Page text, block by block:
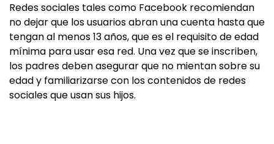
Redes sociales tales como Facebook recomiendan
no dejar que los usuarios abran una cuenta hasta que
tengan al menos 13 años, que es el requisito de edad
mínima para usar esa red. Una vez que se inscriben,
los padres deben asegurar que no mientan sobre su
edad y familiarizarse con los contenidos de redes
sociales que usan sus hijos.